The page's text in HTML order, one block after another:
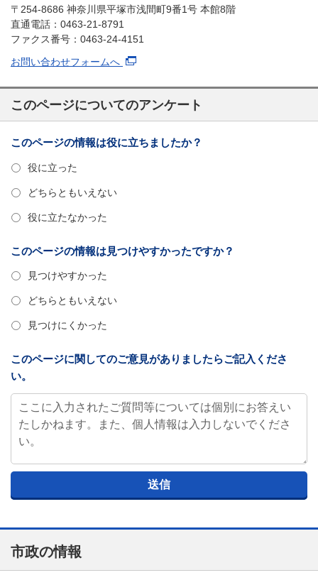
〒254-8686 神奈川県平塚市浅間町9番1号 本館8階
直通電話：0463-21-8791
ファクス番号：0463-24-4151
お問い合わせフォームへ
このページについてのアンケート
このページの情報は役に立ちましたか？
役に立った
どちらともいえない
役に立たなかった
このページの情報は見つけやすかったですか？
見つけやすかった
どちらともいえない
見つけにくかった
このページに関してのご意見がありましたらご記入くださ
い。
市政の情報